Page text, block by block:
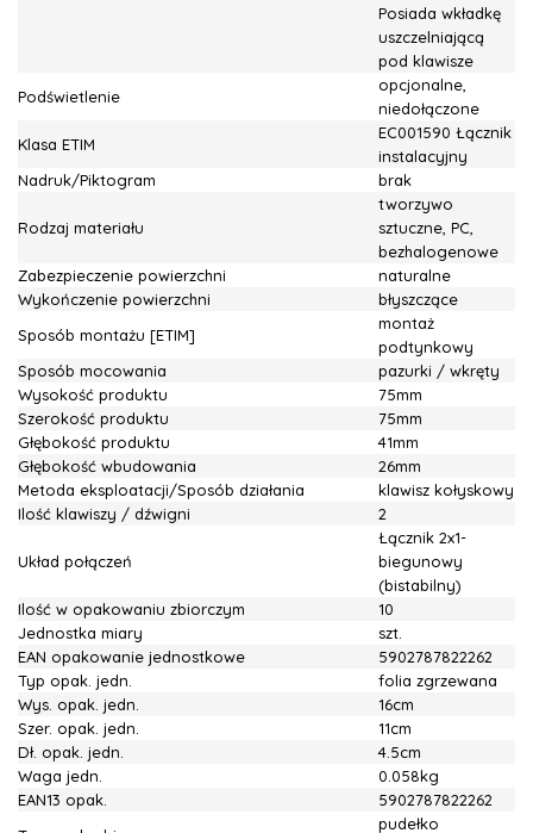
Posiada wkładkę
uszczelniającą
pod klawisze
Podświetlenie
opcjonalne,
niedołączone
Klasa ETIM
EC001590 Łącznik
instalacyjny
Nadruk/Piktogram
brak
Rodzaj materiału
tworzywo
sztuczne, PC,
bezhalogenowe
Zabezpieczenie powierzchni
naturalne
Wykończenie powierzchni
błyszczące
Sposób montażu [ETIM]
montaż
podtynkowy
Sposób mocowania
pazurki / wkręty
Wysokość produktu
75mm
Szerokość produktu
75mm
Głębokość produktu
41mm
Głębokość wbudowania
26mm
Metoda eksploatacji/Sposób działania
klawisz kołyskowy
Ilość klawiszy / dźwigni
2
Układ połączeń
Łącznik 2x1-
biegunowy
(bistabilny)
Ilość w opakowaniu zbiorczym
10
Jednostka miary
szt.
EAN opakowanie jednostkowe
5902787822262
Typ opak. jedn.
folia zgrzewana
Wys. opak. jedn.
16cm
Szer. opak. jedn.
11cm
Dł. opak. jedn.
4.5cm
Waga jedn.
0.058kg
EAN13 opak.
5902787822262
pudełko